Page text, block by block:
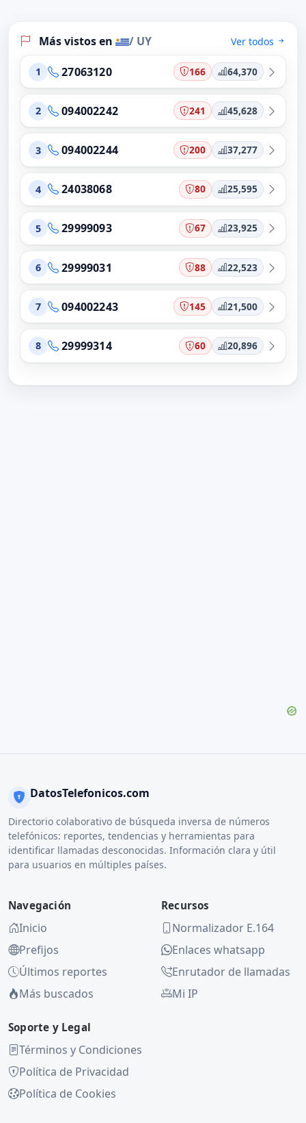
Más vistos en / UY Ver todos
1 27063120 166 64,370
2 094002242 241 45,628
3 094002244 200 37,277
4 24038068 80 25,595
5 29999093 67 23,925
6 29999031 88 22,523
7 094002243 145 21,500
8 29999314 60 20,896
DatosTelefonicos.com
Directorio colaborativo de búsqueda inversa de números
telefónicos: reportes, tendencias y herramientas para
identificar llamadas desconocidas. Información clara y útil
para usuarios en múltiples países.
Navegación
Inicio
Prefijos
Últimos reportes
Más buscados
Recursos
Normalizador E.164
Enlaces whatsapp
Enrutador de llamadas
Mi IP
Soporte y Legal
Términos y Condiciones
Política de Privacidad
Política de Cookies